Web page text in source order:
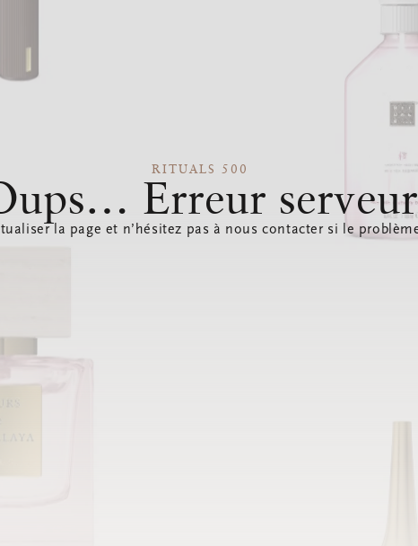
RITUALS 500
Erreur serveur
la page et n’hésitez pas à nous contacter si le